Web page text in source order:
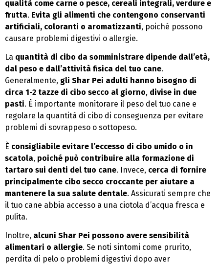
qualità come carne o pesce, cereali integrali, verdure e
frutta. Evita gli alimenti che contengono conservanti
artificiali, coloranti o aromatizzanti, poiché possono
causare problemi digestivi o allergie.
La quantità di cibo da somministrare dipende dall’età,
dal peso e dall’attività fisica del tuo cane.
Generalmente, gli Shar Pei adulti hanno bisogno di
circa 1-2 tazze di cibo secco al giorno, divise in due
pasti. È importante monitorare il peso del tuo cane e
regolare la quantità di cibo di conseguenza per evitare
problemi di sovrappeso o sottopeso.
È consigliabile evitare l’eccesso di cibo umido o in
scatola, poiché può contribuire alla formazione di
tartaro sui denti del tuo cane. Invece, cerca di fornire
principalmente cibo secco croccante per aiutare a
mantenere la sua salute dentale. Assicurati sempre che
il tuo cane abbia accesso a una ciotola d’acqua fresca e
pulita.
Inoltre, alcuni Shar Pei possono avere sensibilità
alimentari o allergie. Se noti sintomi come prurito,
perdita di pelo o problemi digestivi dopo aver